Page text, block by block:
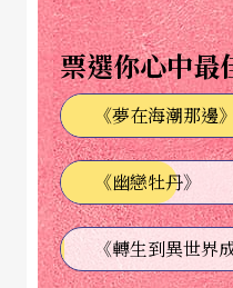
挑戰巴赫「小提琴的試
格里摩純淨的演奏技
許多世界最知名表演
作之外，許多作曲家
的獨奏生涯中，他熱
個樂團，一個是沒有
票選你心中最
《夢在海潮那邊》
《幽戀牡丹》